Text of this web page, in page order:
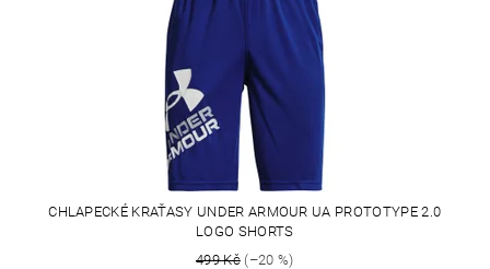
CHLAPECKÉ KRAŤASY UNDER ARMOUR UA PROTOTYPE 2.0
LOGO SHORTS
499 Kč(–20 %)